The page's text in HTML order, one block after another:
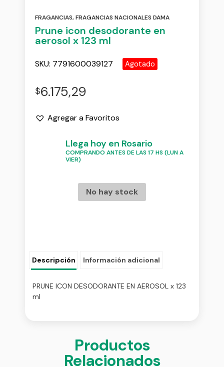
FRAGANCIAS,FRAGANCIAS NACIONALES DAMA
Prune icon desodorante en
aerosol x 123 ml
SKU: 7791600039127 Agotado
$6.175,29
Agregar a Favoritos
Llega hoy en Rosario
COMPRANDO ANTES DE LAS 17 HS (LUN A
VIER)
No hay stock
Descripción Información adicional
PRUNE ICON DESODORANTE EN AEROSOL x 123
ml
Productos
Relacionados